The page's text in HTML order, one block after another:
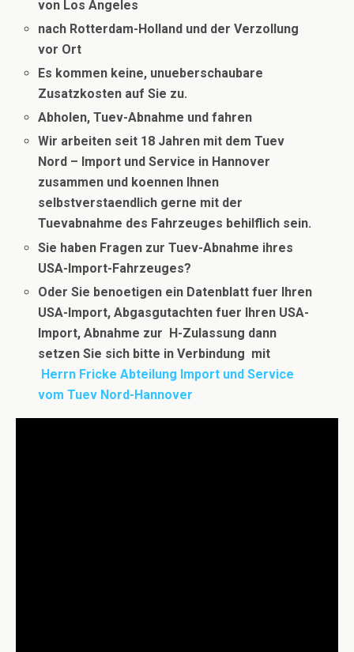
von Los Angeles
nach Rotterdam-Holland und der Verzollung
vor Ort
Es kommen keine, unueberschaubare
Zusatzkosten auf Sie zu.
Abholen, Tuev-Abnahme und fahren
Wir arbeiten seit 18 Jahren mit dem Tuev
Nord – Import und Service in Hannover
zusammen und koennen Ihnen
selbstverstaendlich gerne mit der
Tuevabnahme des Fahrzeuges behilflich sein.
Sie haben Fragen zur Tuev-Abnahme ihres
USA-Import-Fahrzeuges?
Oder Sie benoetigen ein Datenblatt fuer Ihren
USA-Import, Abgasgutachten fuer Ihren USA-
Import, Abnahme zur H-Zulassung dann
setzen Sie sich bitte in Verbindung mit
Herrn Fricke Abteilung Import und Service
vom Tuev Nord-Hannover